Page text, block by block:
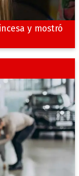
y mostró